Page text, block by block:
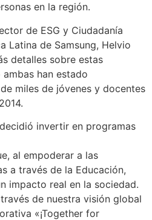
en la región.
de ESG y Ciudadanía
Latina de Samsung, Helvio
detalles sobre estas
han estado
miles de jóvenes y docentes
invertir en programas
al empoderar a las
a través de la Educación,
impacto real en la sociedad.
de nuestra visión global
«¡Together for